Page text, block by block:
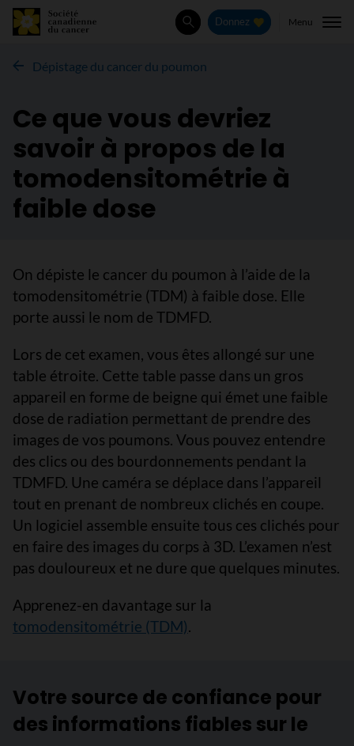
Rechercher
Donnez Menu
Dépistage du cancer du poumon
Ce que vous devriez
savoir à propos de la
tomodensitométrie à
faible dose
On dépiste le cancer du poumon à l’aide de la
tomodensitométrie (TDM) à faible dose. Elle
porte aussi le nom de TDMFD.
Lors de cet examen, vous êtes allongé sur une
table étroite. Cette table passe dans un gros
appareil en forme de beigne qui émet une faible
dose de radiation permettant de prendre des
images de vos poumons. Vous pouvez entendre
des clics ou des bourdonnements pendant la
TDMFD. Une caméra se déplace dans l’appareil
tout en prenant de nombreux clichés en coupe.
Un logiciel assemble ensuite tous ces clichés pour
en faire des images du corps à 3D. L’examen n’est
pas douloureux et ne dure que quelques minutes.
Apprenez-en davantage sur la
tomodensitométrie (TDM).
Votre source de confiance pour
des informations fiables sur le